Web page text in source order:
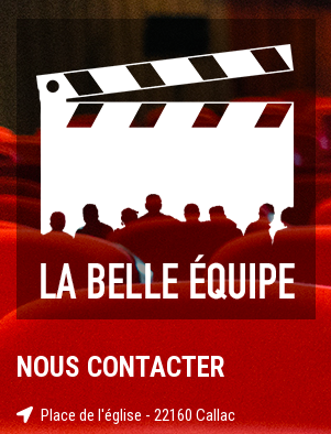
NOUS CONTACTER
Place de l'église - 22160 Callac